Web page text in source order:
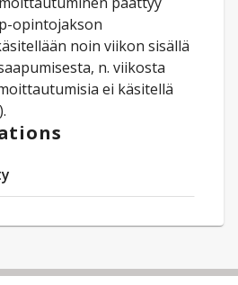
opintojakson
noin viikon sisällä
n. viikosta
ei käsitellä